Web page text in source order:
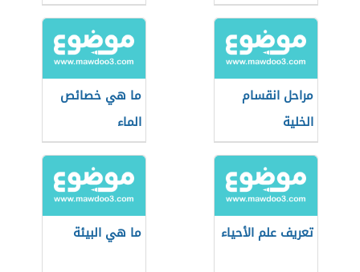
مراحل انقسام
الخلية
ما هي خصائص
الماء
تعريف علم الأحياء ما هي البيئة